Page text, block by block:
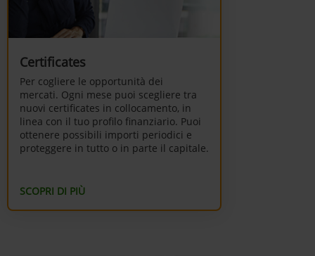
Certificates
Per cogliere le opportunità dei
mercati. Ogni mese puoi scegliere tra
nuovi certificates in collocamento, in
linea con il tuo profilo finanziario. Puoi
ottenere possibili importi periodici e
proteggere in tutto o in parte il capitale.
SCOPRI DI PIÙ